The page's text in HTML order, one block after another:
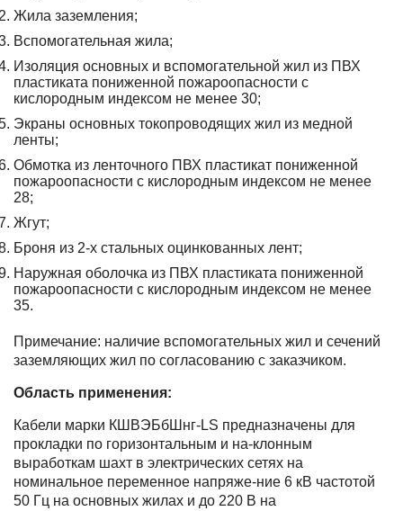
Жила заземления;
Вспомогательная жила;
Изоляция основных и вспомогательной жил из ПВХ
пластиката пониженной пожароопасности с
кислородным индексом не менее 30;
Экраны основных токопроводящих жил из медной
ленты;
Обмотка из ленточного ПВХ пластикат пониженной
пожароопасности с кислородным индексом не менее
28;
Жгут;
Броня из 2-х стальных оцинкованных лент;
Наружная оболочка из ПВХ пластиката пониженной
пожароопасности с кислородным индексом не менее
35.
Примечание: наличие вспомогательных жил и сечений
заземляющих жил по согласованию с заказчиком.
Область применения:
Кабели марки КШВЭБбШнг-LS предназначены для
прокладки по горизонтальным и на-клонным
выработкам шахт в электрических сетях на
номинальное переменное напряже-ние 6 кВ частотой
50 Гц на основных жилах и до 220 В на